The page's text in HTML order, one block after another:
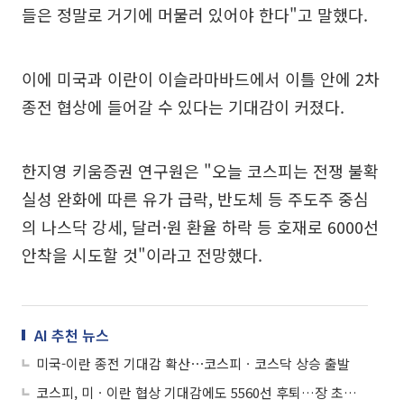
들은 정말로 거기에 머물러 있어야 한다"고 말했다.
이에 미국과 이란이 이슬라마바드에서 이틀 안에 2차
종전 협상에 들어갈 수 있다는 기대감이 커졌다.
한지영 키움증권 연구원은 "오늘 코스피는 전쟁 불확
실성 완화에 따른 유가 급락, 반도체 등 주도주 중심
의 나스닥 강세, 달러·원 환율 하락 등 호재로 6000선
안착을 시도할 것"이라고 전망했다.
AI 추천 뉴스
미국-이란 종전 기대감 확산⋯코스피ㆍ코스닥 상승 출발
코스피, 미ㆍ이란 협상 기대감에도 5560선 후퇴…장 초반 1%대 하락